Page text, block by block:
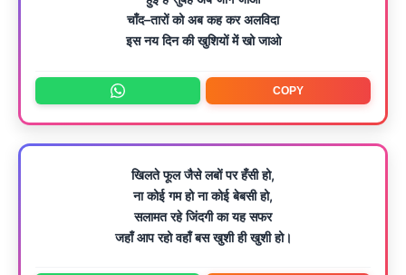
चाँद–तारों को अब कह कर अलविदा
इस नय दिन की खुशियों में खो जाओ
COPY
खिलते फूल जैसे लबों पर हँसी हो,
ना कोई गम हो ना कोई बेबसी हो,
सलामत रहे जिंदगी का यह सफर
जहाँ आप रहो वहाँ बस खुशी ही खुशी हो।